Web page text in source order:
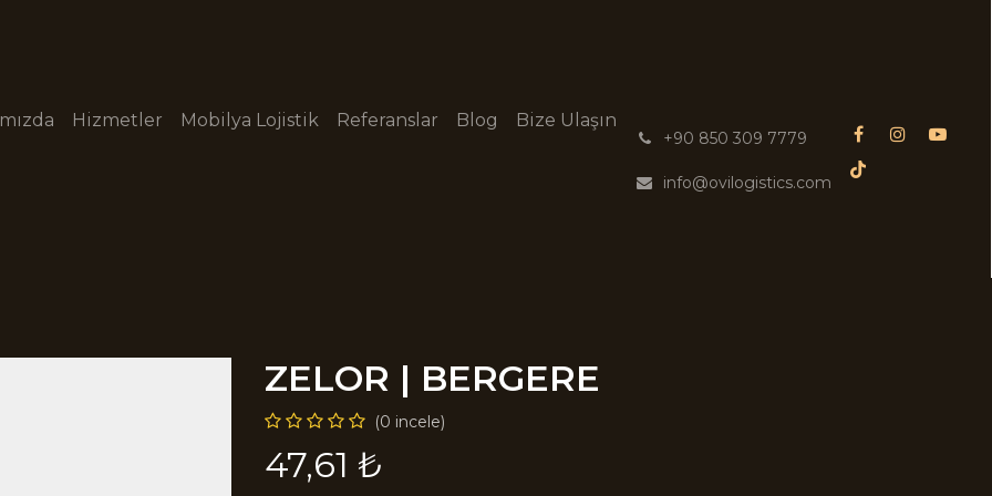
Hizmetler Mobilya Lojistik Referanslar Blog Bize Ulaşın
+90 850 309 7779
info@ovilogistics.com
ZELOR | BERGERE
(0 incele)
47,61 ₺